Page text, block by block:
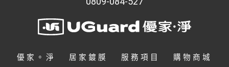
優家。淨 居家鍍膜 服務項目
購物商城